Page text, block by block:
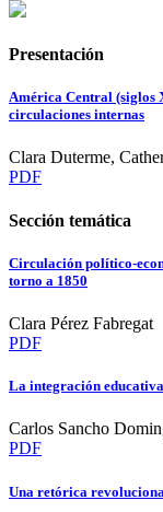
Presentación
América Central (siglos
circulaciones internas
Clara Duterme,
PDF
Sección temática
Circulación político-
torno a 1850
Clara Pérez Fabregat
PDF
La integración
Carlos Sancho
PDF
Una retórica